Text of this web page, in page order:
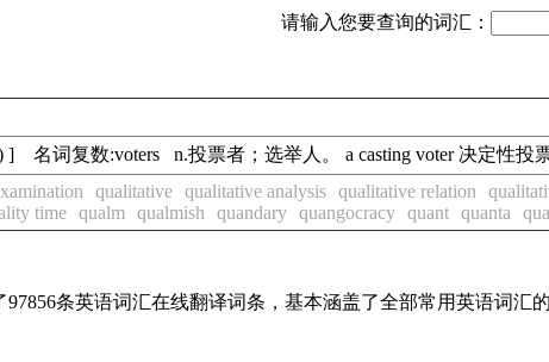
请输入您要查询的词汇：
] 名词复数:voters n.投票者；选举人。 a casting voter 决定性投
qualitative qualitative analysis qualitative relation
time qualm qualmish quandary quangocracy quant quanta
条英语词汇在线翻译词条，基本涵盖了全部常用英语词汇